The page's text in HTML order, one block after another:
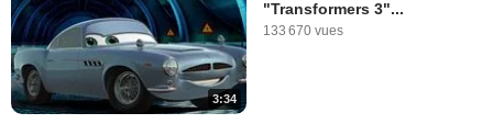
3:34
"Transformers 3"...
133 670 vues